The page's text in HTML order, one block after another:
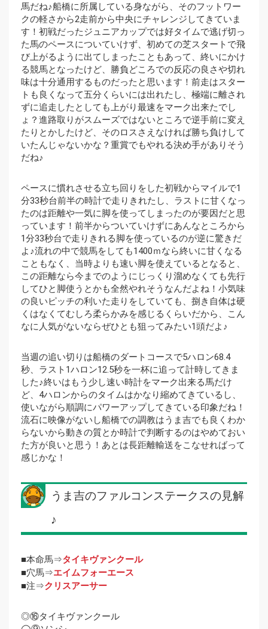
馬だね♪船橋に所属している身ながら、そのフットワー
クの軽さから2走前から中央にチャレンジしてきていま
す！初戦だったジュニアカップでは好タイムで逃げ切っ
た馬のペースについていけず、初めての芝スタートで飛
び上がるように出てしまったこともあって、終いにかけ
る競馬となったけど、勝負どころでの反応の良さや切れ
味は十分通用するものだったと思います！前走はスター
トも良くなって五分くらいには出れたし、極端に離され
ずに追走したとしても上がり最速をマーク出来たでし
ょ？進路取りがスムーズではないところで逆手前に変え
たりとかしたけど、そのロスさえなければ勝ち負けして
いたんじゃないかな？重賞でもやれる決め手がありそう
だね♪
ペースに慣れさせる立ち回りをした初戦からマイルで1
分33秒台前半の時計で走りきれたし、ラストに甘くなっ
たのは距離や一気に脚を使ってしまったのが要因だと思
っています！前半からついていけずにあんなところから
1分33秒台で走りきれる脚を使っているのが逆に驚きだ
よ♪流れの中で競馬をしても1400ｍなら終いに甘くなる
こともなく、当時よりも速い脚を使えているとなると、
この距離なら今までのようにじっくり溜めなくても先行
してひと脚使うとかも全然やれそうなんだよね！小気味
の良いピッチの利いた走りをしていても、捌き自体は硬
くはなくてむしろ柔らかみを感じるくらいだから、こん
なに人気がないならぜひとも狙ってみたい1頭だよ♪
当週の追い切りは船橋のダートコースで5ハロン68.4
秒、ラスト1ハロン12.5秒を一杯に追って計時してきま
した♪終いはもう少し速い時計をマーク出来る馬だけ
ど、4ハロンからのタイムはかなり縮めてきているし、
使いながら順調にパワーアップしてきている印象だね！
流石に映像がないし船橋での調教はうま吉でも良くわか
らないから動きの質とか時計で判断するのはやめておい
た方が良いと思う！あとは長距離輸送をこなせればって
感じかな！
うま吉のファルコンステークスの見解
♪
■本命馬⇒タイキヴァンクール
■穴馬⇒エイムフォーエース
■注⇒クリスアーサー
◎⑯タイキヴァンクール